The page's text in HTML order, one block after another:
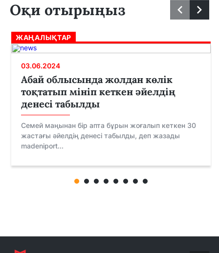
Оқи отырыңыз
ЖАҢАЛЫҚТАР
03.06.2024
Абай облысында жолдан көлік
тоқтатып мініп кеткен әйелдің
денесі табылды
Семей маңынан бір апта бұрын жоғалып кеткен 30
жастағы әйелдің денесі табылды, деп жазады
madeniport...